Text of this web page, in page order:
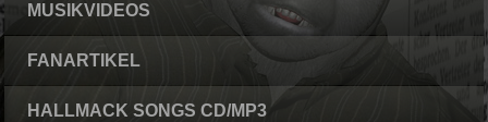
MUSIKVIDEOS
FANARTIKEL
HALLMACK SONGS CD/MP3